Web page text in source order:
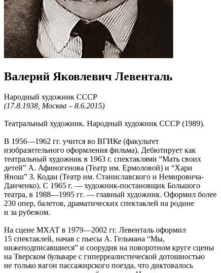
Валерий Яковлевич Левенталь
Народный художник СССР
(17.8.1938, Москва – 8.6.2015)
Театральный художник. Народный художник СССР (1989).
В 1956—1962 гг. учится во ВГИКе (факультет
изобразительного оформления фильма). Дебютирует как
театральный художник в 1963 г. спектаклями “Мать своих
детей” А. Афиногенова (Театр им. Ермоловой) и “Хари
Янош” З. Кодаи (Театр им. Станиславского и Немировича-
Данченко). С 1965 г. — художник-постановщик Большого
театра, в 1988—1995 гг. — главный художник. Оформил более
230 опер, балетов, драматических спектаклей на родине
и за рубежом.
На сцене МХАТ в 1979—2002 гг. Левенталь оформил
15 спектаклей, начав с пьесы А. Гельмана “Мы,
нижеподписавшиеся” и соорудив на поворотном круге сцены
на Тверском бульваре с гиперреалистической дотошностью
не только вагон пассажирского поезда, что диктовалось